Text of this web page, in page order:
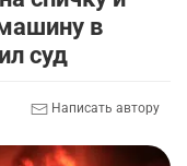
в
суд
Написать автору